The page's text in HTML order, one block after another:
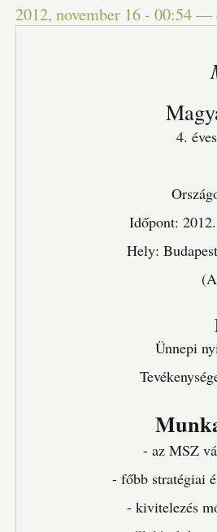
2012, november 16 - 00:54—
4.
Időpont:
Hely:
Ünnepi
- az MSZ
- főbb stratégiai
- kivitelezés